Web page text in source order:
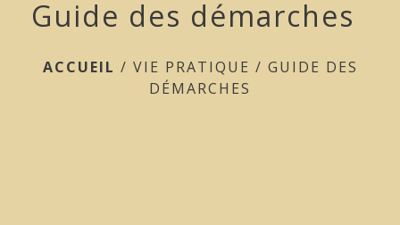
Guide des démarches
ACCUEIL / VIE PRATIQUE / GUIDE DES
DÉMARCHES